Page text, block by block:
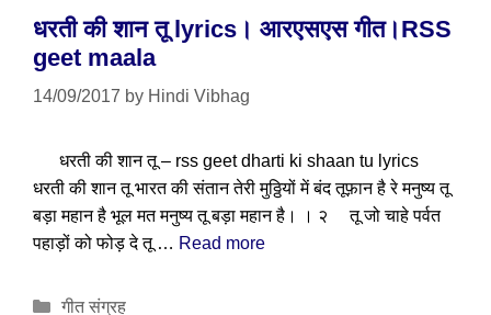
धरती की शान तू lyrics। आरएसएस गीत।RSS
geet maala
14/09/2017 by Hindi Vibhag
धरती की शान तू – rss geet dharti ki shaan tu lyrics
धरती की शान तू भारत की संतान तेरी मुठ्ठियों में बंद तूफ़ान है रे मनुष्य तू
बड़ा महान है भूल मत मनुष्य तू बड़ा महान है। । २ तू जो चाहे पर्वत
पहाड़ों को फोड़ दे तू … Read more
Categories
गीत संग्रह